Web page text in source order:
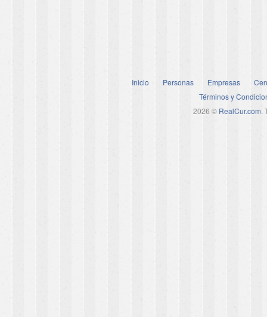
Inicio Personas Empresas
Términos y
2026 © RealCur.com.